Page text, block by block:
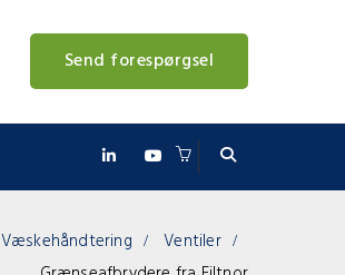
Send forespørgsel
Væskehåndtering
Ventiler